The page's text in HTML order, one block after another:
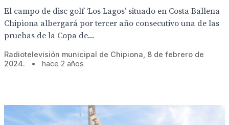
El campo de disc golf ‘Los Lagos’ situado en Costa Ballena
Chipìona albergará por tercer año consecutivo una de las
pruebas de la Copa de...
Radiotelevisión municipal de Chipiona, 8 de febrero de
2024.
• hace 2 años